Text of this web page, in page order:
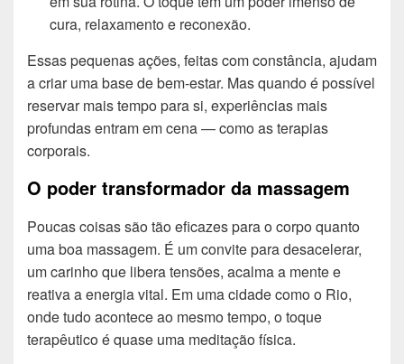
cura, relaxamento e reconexão.
Essas pequenas ações, feitas com constância, ajudam
a criar uma base de bem-estar. Mas quando é possível
reservar mais tempo para si, experiências mais
profundas entram em cena — como as terapias
corporais.
O poder transformador da massagem
Poucas coisas são tão eficazes para o corpo quanto
uma boa massagem. É um convite para desacelerar,
um carinho que libera tensões, acalma a mente e
reativa a energia vital. Em uma cidade como o Rio,
onde tudo acontece ao mesmo tempo, o toque
terapêutico é quase uma meditação física.